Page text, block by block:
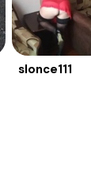
slonce111